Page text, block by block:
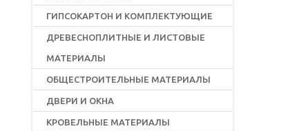
ГИПСОКАРТОН И КОМПЛЕКТУЮЩИЕ
ДРЕВЕСНОПЛИТНЫЕ И ЛИСТОВЫЕ
МАТЕРИАЛЫ
ОБЩЕСТРОИТЕЛЬНЫЕ МАТЕРИАЛЫ
ДВЕРИ И ОКНА
КРОВЕЛЬНЫЕ МАТЕРИАЛЫ